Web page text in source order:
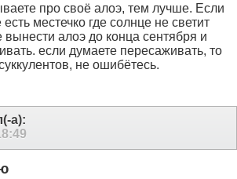
про своё алоэ, тем лучше. Если
местечко где солнце не светит
алоэ до конца сентября и
если думаете пересаживать, то
не ошибётесь.
а):